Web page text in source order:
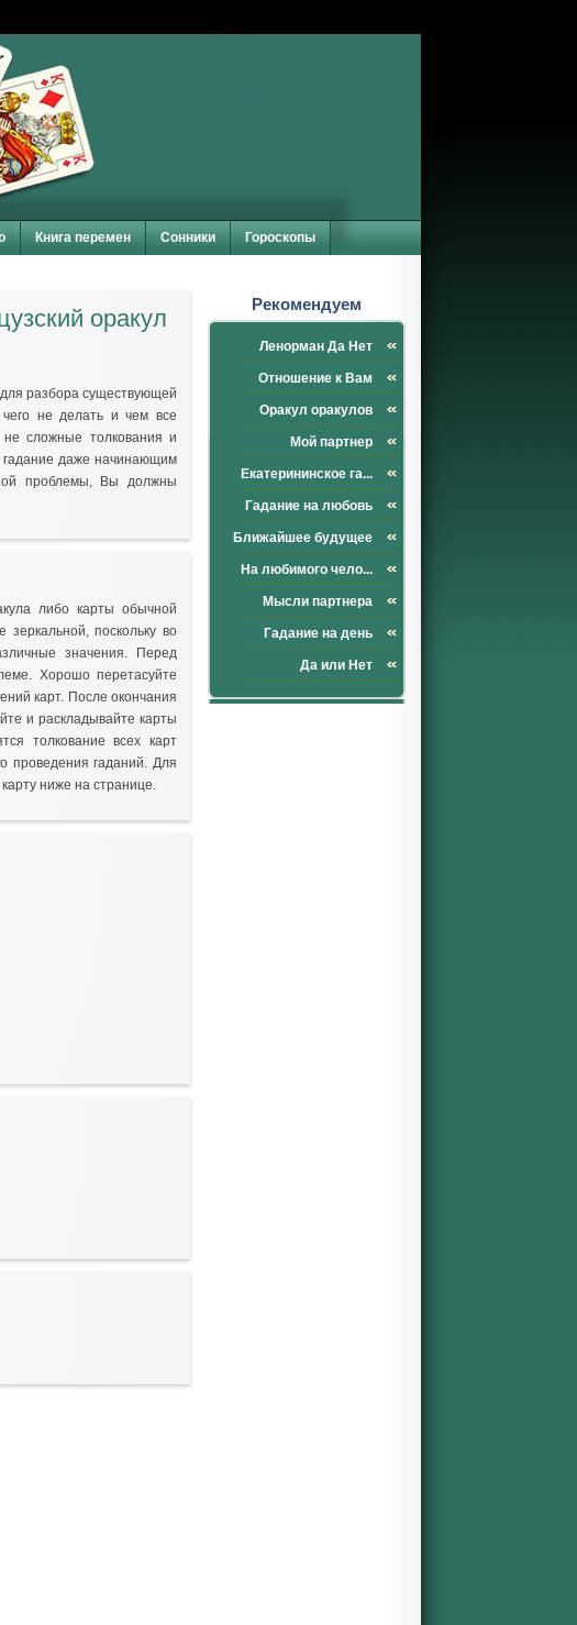
Книга перемен Сонники Гороскопы
оракул
разбора существующей
чего не делать и чем все
сложные толкования и
гадание даже начинающим
проблемы, Вы должны
либо карты обычной
поскольку во
значения. Перед
Хорошо перетасуйте
карт. После окончания
и раскладывайте карты
толкование всех карт
проведения гаданий. Для
ниже на странице.
Рекомендуем
Ленорман Да Нет
Отношение к Вам
Оракул оракулов
Мой партнер
Екатерининское га...
Гадание на любовь
Ближайшее будущее
На любимого чело...
Мысли партнера
Гадание на день
Да или Нет